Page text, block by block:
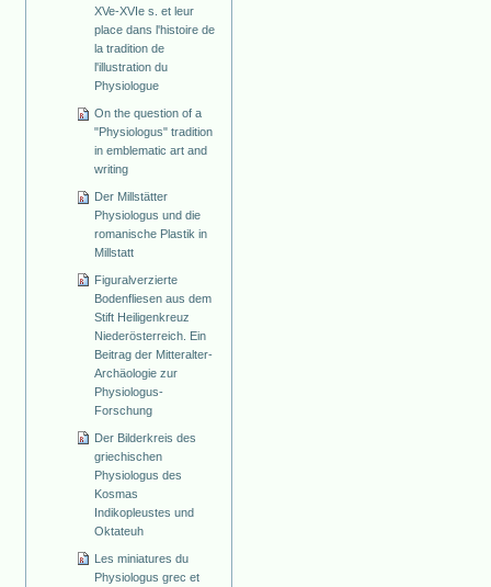
XVe-XVIe s. et leur
place dans l'histoire de
la tradition de
l'illustration du
Physiologue
On the question of a
"Physiologus" tradition
in emblematic art and
writing
Der Millstätter
Physiologus und die
romanische Plastik in
Millstatt
Figuralverzierte
Bodenfliesen aus dem
Stift Heiligenkreuz
Niederösterreich. Ein
Beitrag der Mitteralter-
Archäologie zur
Physiologus-
Forschung
Der Bilderkreis des
griechischen
Physiologus des
Kosmas
Indikopleustes und
Oktateuh
Les miniatures du
Physiologus grec et